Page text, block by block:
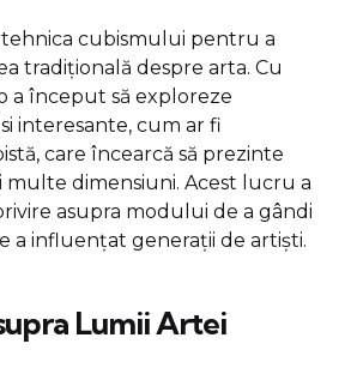
tehnica cubismului pentru a
tradițională despre arta. Cu
a început să exploreze
interesante, cum ar fi
care încearcă să prezinte
multe dimensiuni. Acest lucru a
asupra modului de a gândi
a influențat generații de artiști.
Lumii Artei